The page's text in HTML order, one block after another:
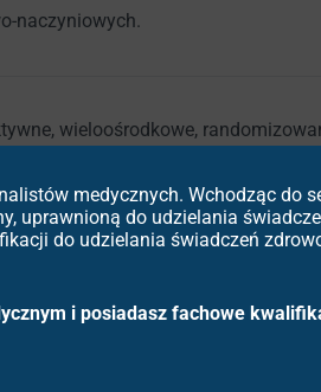
naczyniowych.
wieloośrodkowe,
zakwalifikowano do bezpośredniej
Program szkoleniowy
AF problemów. Pierwszorzędowy
z przyczyn sercowo-
medycznych. Wchodząc do
uprawnioną do udzielania
do udzielania świadczeń
i posiadasz fachowe